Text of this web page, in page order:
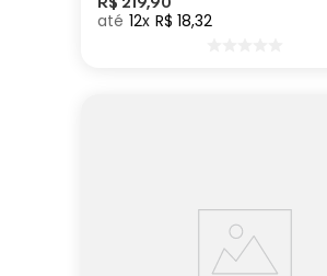
12 R$ 18,32